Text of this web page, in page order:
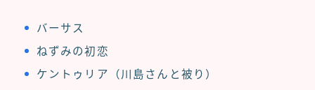
バーサス
ねずみの初恋
ケントゥリア（川島さんと被り）